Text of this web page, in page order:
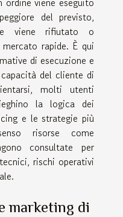
del previsto,
viene rifiutato o
rapide. È qui
di esecuzione e
del cliente di
molti utenti
la logica dei
e le strategie più
risorse come
consultate per
rischi operativi
marketing di